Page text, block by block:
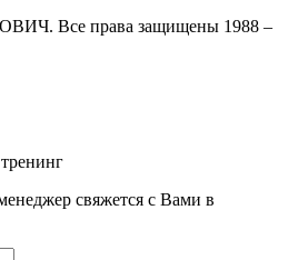
Все права защищены 1988 –
свяжется с Вами в